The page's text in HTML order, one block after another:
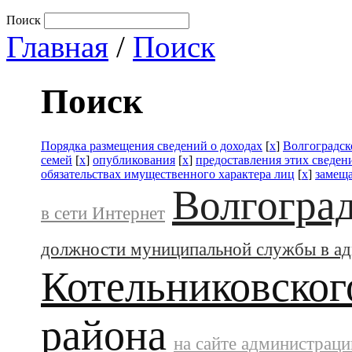
Поиск
Главная / Поиск
Поиск
Порядка размещения сведений о доходах [x]
семей [x] опубликования [x] предоставления этих
обязательствах имущественного характера лиц [x]
в сети Интернет
должности муниципальной службы в
района на сайте